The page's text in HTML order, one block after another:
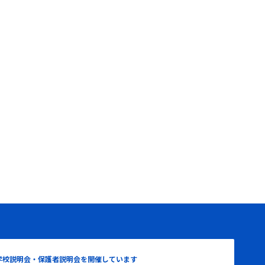
校説明会・保護者説明会を開催しています